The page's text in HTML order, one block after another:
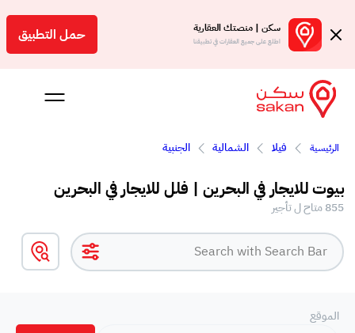
سكن | منصتك العقارية
اطلع على جميع العقارات في تطبيقنا حمل التطبيق
الرئيسية فيلا الشمالية الجنبية
بيوت للايجار في البحرين | فلل للايجار في البحرين
855 متاح ل تأجير
الموقع